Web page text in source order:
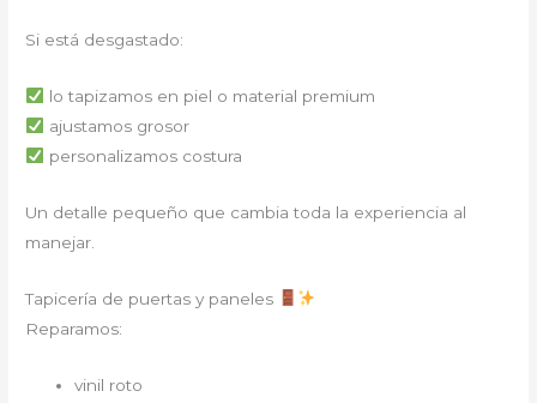
Si está desgastado:
lo tapizamos en piel o material premium
ajustamos grosor
personalizamos costura
Un detalle pequeño que cambia toda la experiencia al
manejar.
Tapicería de puertas y paneles
Reparamos:
vinil roto